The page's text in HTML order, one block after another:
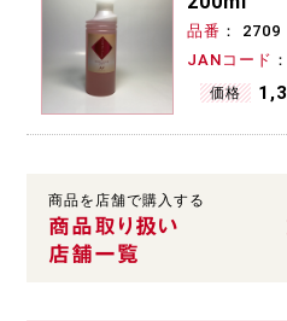
品番
2709
JANコード
価格
商品を店舗で購入する
商品取り扱い
店舗一覧